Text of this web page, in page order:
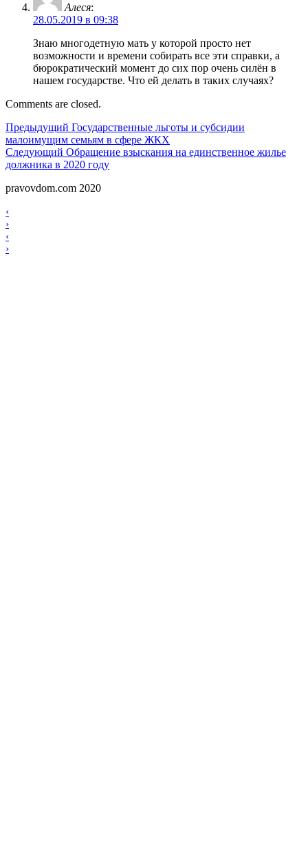
Алеся:
28.05.2019 в 09:38
Знаю многодетную мать у которой просто нет
возможности и времени собирать все эти справки, а
бюрократический момент до сих пор очень силён в
нашем государстве. Что ей делать в таких случаях?
Comments are closed.
Навигация
по
записям
Предыдущий Предыдущий
Государственные льготы и субсидии
малоимущим семьям в сфере ЖКХ
Следующий Следующий
Обращение взыскания на единственное жилье
должника в 2020 году
pravovdom.com 2020
Scroll
Up
Навигация
по
записям
‹
›
Навигация
по
‹
›